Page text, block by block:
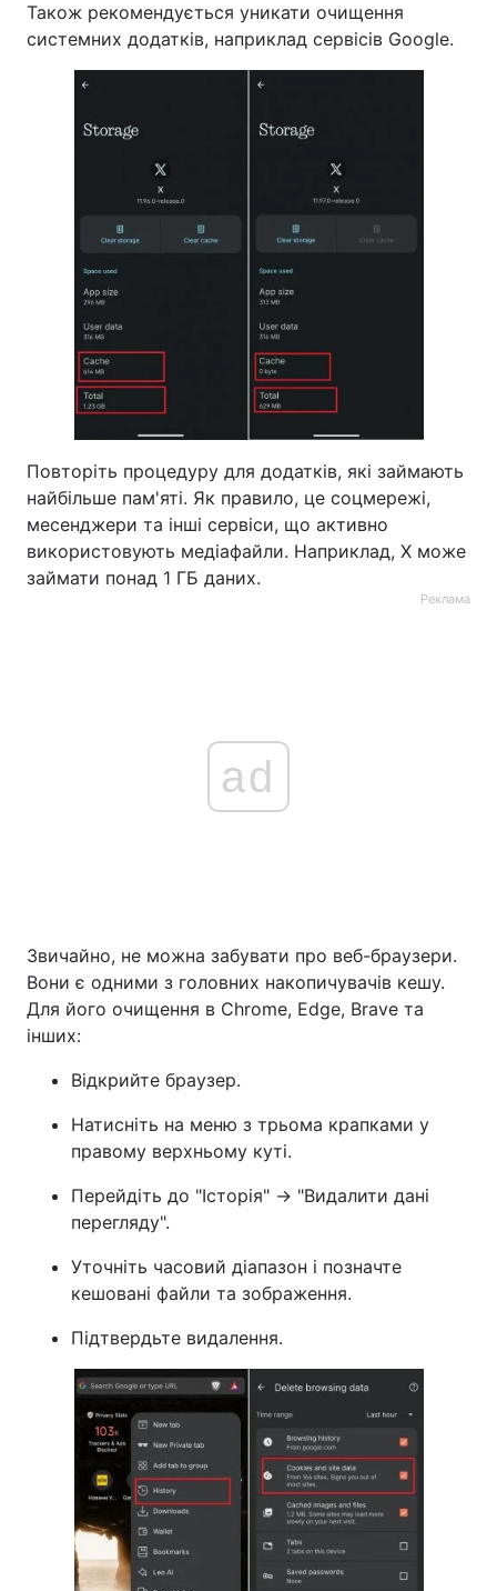
Також рекомендується уникати очищення
системних додатків, наприклад сервісів Google.
Повторіть процедуру для додатків, які займають
найбільше пам'яті. Як правило, це соцмережі,
месенджери та інші сервіси, що активно
використовують медіафайли. Наприклад, Х може
займати понад 1 ГБ даних.
Реклама
ad
Звичайно, не можна забувати про веб-браузери.
Вони є одними з головних накопичувачів кешу.
Для його очищення в Chrome, Edge, Brave та
інших:
Відкрийте браузер.
Натисніть на меню з трьома крапками у
правому верхньому куті.
Перейдіть до "Історія" → "Видалити дані
перегляду".
Уточніть часовий діапазон і позначте
кешовані файли та зображення.
Підтвердьте видалення.